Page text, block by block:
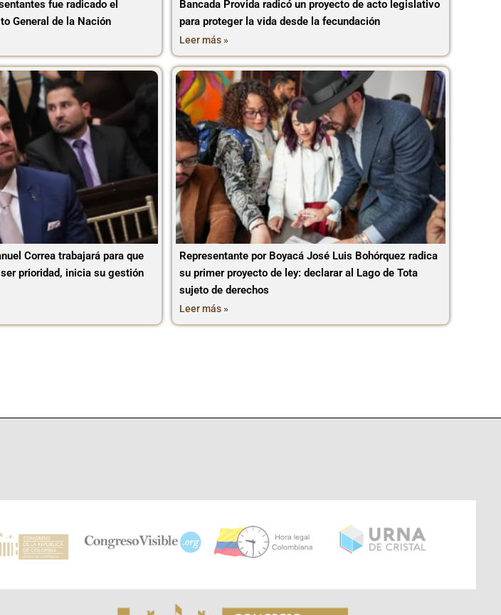
fue radicado el
General de la Nación
Bancada Provida radicó un proyecto de acto legislativo
para proteger la vida desde la fecundación
Leer más »
Correa trabajará para que
prioridad, inicia su gestión
Representante por Boyacá José Luis Bohórquez radica
su primer proyecto de ley: declarar al Lago de Tota
sujeto de derechos
Leer más »